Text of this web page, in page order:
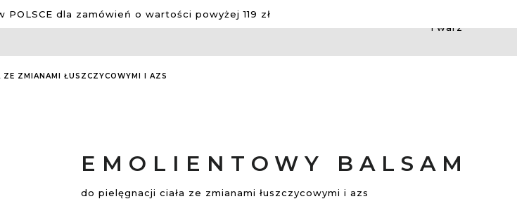
dla zamówień o wartości powyżej 119 zł
Twarz
ZMIANAMI ŁUSZCZYCOWYMI I AZS
EMOLIENTOWY BALSAM
do pielęgnacji ciała ze zmianami łuszczycowymi i azs